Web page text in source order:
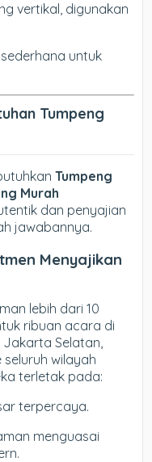
vertikal, digunakan
sederhana untuk
Tumpeng
Tumpeng
Murah
dan penyajian
jawabannya.
Menyajikan
lebih dari 10
ribuan acara di
Selatan,
wilayah
terletak pada:
terpercaya.
menguasai